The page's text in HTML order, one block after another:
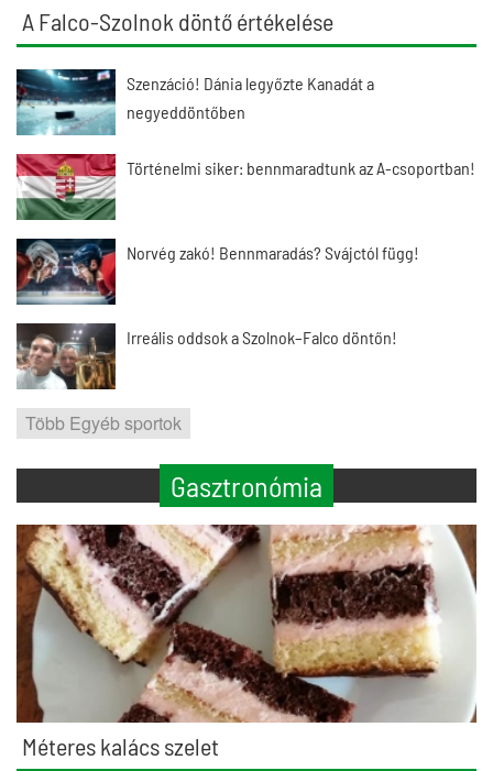
A Falco-Szolnok döntő értékelése
Szenzáció! Dánia legyőzte Kanadát a
negyeddöntőben
Történelmi siker: bennmaradtunk az A-csoportban!
Norvég zakó! Bennmaradás? Svájctól függ!
Irreális oddsok a Szolnok–Falco döntőn!
Több Egyéb sportok
Gasztronómia
Méteres kalács szelet